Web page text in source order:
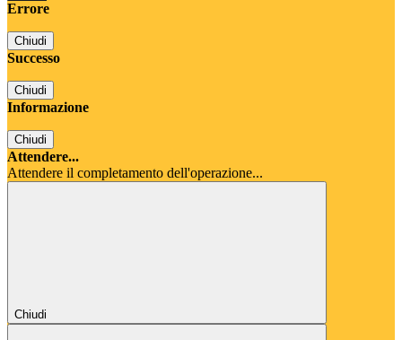
Errore
Chiudi
Successo
Chiudi
Informazione
Chiudi
Attendere...
Attendere il completamento dell'operazione...
Chiudi